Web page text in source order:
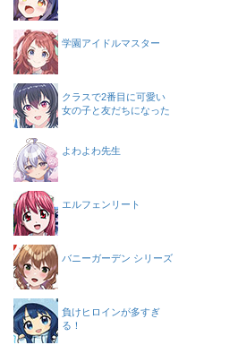
学園アイドルマスター
クラスで2番目に可愛い
女の子と友だちになった
よわよわ先生
エルフェンリート
バニーガーデン シリーズ
負けヒロインが多すぎ
る！